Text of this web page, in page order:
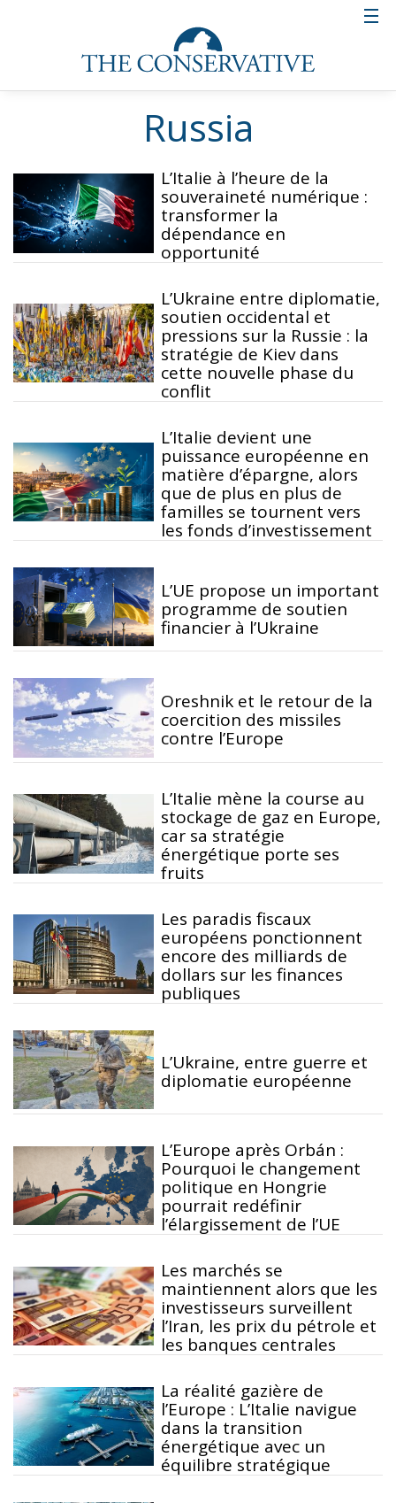
Russia
L’Italie à l’heure de la
souveraineté numérique :
transformer la
dépendance en
opportunité
L’Ukraine entre diplomatie,
soutien occidental et
pressions sur la Russie : la
stratégie de Kiev dans
cette nouvelle phase du
conflit
L’Italie devient une
puissance européenne en
matière d’épargne, alors
que de plus en plus de
familles se tournent vers
les fonds d’investissement
L’UE propose un important
programme de soutien
financier à l’Ukraine
Oreshnik et le retour de la
coercition des missiles
contre l’Europe
L’Italie mène la course au
stockage de gaz en Europe,
car sa stratégie
énergétique porte ses
fruits
Les paradis fiscaux
européens ponctionnent
encore des milliards de
dollars sur les finances
publiques
L’Ukraine, entre guerre et
diplomatie européenne
L’Europe après Orbán :
Pourquoi le changement
politique en Hongrie
pourrait redéfinir
l’élargissement de l’UE
Les marchés se
maintiennent alors que les
investisseurs surveillent
l’Iran, les prix du pétrole et
les banques centrales
La réalité gazière de
l’Europe : L’Italie navigue
dans la transition
énergétique avec un
équilibre stratégique